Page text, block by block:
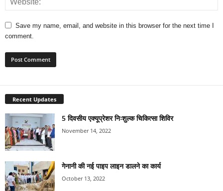
Save my name, email, and website in this browser for the next time I
comment.
Recent Updates
5 दिवसीय एक्यूप्रेशर निःशुल्क चिकित्सा शिविर
November 14, 2022
गेनानी की नई पाइप लाइन डालने का कार्य
October 13, 2022